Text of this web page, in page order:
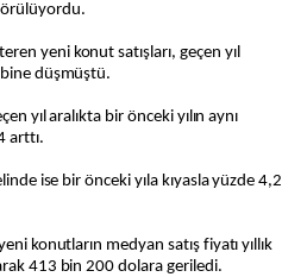
yeni konut satışları, geçen yıl
bine düşmüştü.
yıl aralıkta bir önceki yılın aynı
arttı.
ise bir önceki yıla kıyasla yüzde 4,2
konutların medyan satış fiyatı yıllık
413 bin 200 dolara geriledi.